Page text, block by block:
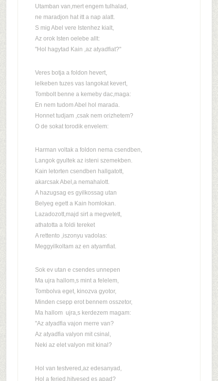
Utamban van,mert engem tulhalad,
ne maradjon hat itt a nap alatt.
S mig Abel vere Istenhez kialt,
Az orok Isten oelebe allt:
"Hol hagytad Kain ,az atyadfiat?"
Veres botja a foldon hevert,
lelkeben tuzes vas langokat kevert,
Tombolt benne a kemeby dac,maga:
En nem tudom Abel hol marada.
Honnet tudjam ,csak nem orizhetem?
O de sokat torodik envelem:
Harman voltak a foldon nema csendben,
Langok gyultek az isteni szemekben.
Kain letorten csendben hallgatott,
akarcsak Abel,a nemahalott.
A hazugsag es gyilkossag utan
Belyeg egett a Kain homlokan.
Lazadozott,majd sirt a megvetett,
athatotta a foldi tereket
A rettento ,iszonyu vadolas:
Meggyilkoltam az en atyamfiat.
Sok ev utan e csendes unnepen
Ma ujra hallom,s mint a felelem,
Tombolva eget, kinozva gyotor,
Minden csepp erot bennem osszetor,
Ma hallom ujra,s kerdezem magam:
"Az atyadfia vajon merre van?
Az atyadfia valyon mit csinal,
Neki az elet valyon mit kinal?
Hol van testvered,az edesanyad,
Hol a ferjed,hitvesed es apad?